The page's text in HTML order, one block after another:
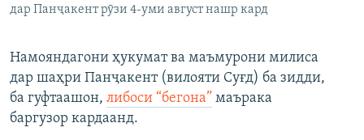
дар Панҷакент рӯзи 4-уми август нашр кард
Намояндагони ҳукумат ва маъмурони милиса
дар шаҳри Панҷакент (вилояти Суғд) ба зидди,
ба гуфтаашон, либоси “бегона” маърака
баргузор кардаанд.